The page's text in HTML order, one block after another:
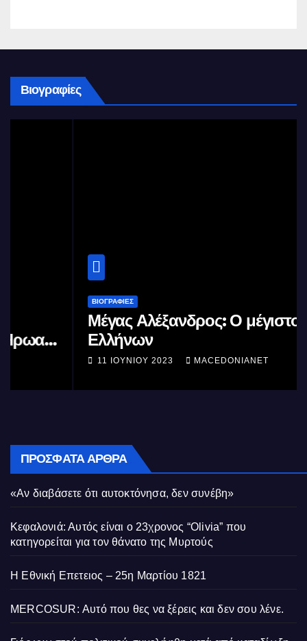
Βιογραφίες
Μέγας Αλέξανδρος: Ο μέγιστος των
Ελλήνων
11 ΙΟΥΝΊΟΥ 2023 MACEDONIANET
ΠΡΌΣΦΑΤΑ ΆΡΘΡΑ
«Αν διαβάσετε ότι αυτοκτόνησα, δεν συνέβη»
Κεφαλονιά: Αυτός είναι ο 23χρονος “Olivia” που
κατηγορείται για τον θάνατο της Μυρτούς
Η Εθνική Επετειος – 25η Μαρτίου 1821
MERCOSUR: Αυτό που θες να ξέρεις και δεν σου λένε.